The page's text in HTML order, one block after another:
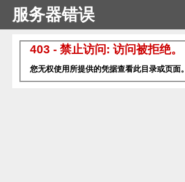
服务器错误
403 - 禁止访问: 访问被拒绝。
您无权使用所提供的凭据查看此目录或页面。